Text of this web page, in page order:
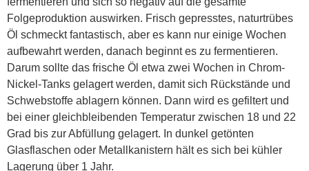
Folgeproduktion auswirken. Frisch gepresstes, naturtrübes
Öl schmeckt fantastisch, aber es kann nur einige Wochen
aufbewahrt werden, danach beginnt es zu fermentieren.
Darum sollte das frische Öl etwa zwei Wochen in Chrom-
Nickel-Tanks gelagert werden, damit sich Rückstände und
Schwebstoffe ablagern können. Dann wird es gefiltert und
bei einer gleichbleibenden Temperatur zwischen 18 und 22
Grad bis zur Abfüllung gelagert. In dunkel getönten
Glasflaschen oder Metallkanistern hält es sich bei kühler
Lagerung über 1 Jahr.